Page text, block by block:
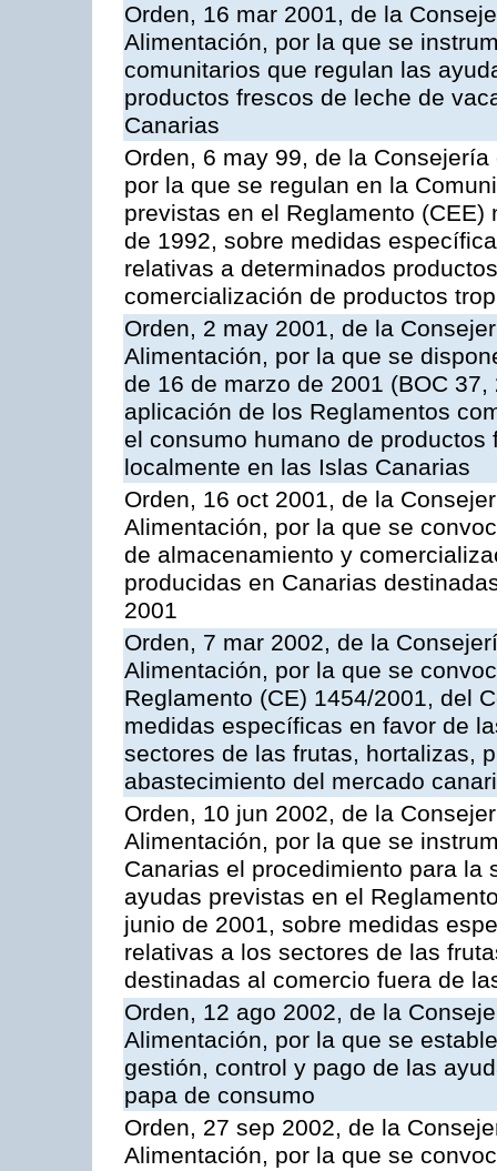
Orden, 16 mar 2001, de la
Alimentación, por la que se
comunitarios que regulan las
productos frescos de leche de
Canarias
Orden, 6 may 99, de la
por la que se regulan en la
previstas en el Reglamento
de 1992, sobre medidas
relativas a determinados
comercialización de productos
Orden, 2 may 2001, de la
Alimentación, por la que se
de 16 de marzo de 2001 (BOC
aplicación de los Reglamentos
el consumo humano de
localmente en las Islas Canarias
Orden, 16 oct 2001, de la
Alimentación, por la que se
de almacenamiento y
producidas en Canarias
2001
Orden, 7 mar 2002, de la
Alimentación, por la que se
Reglamento (CE) 1454/2001, del
medidas específicas en favor de
sectores de las frutas, hortalizas,
abastecimiento del mercado
Orden, 10 jun 2002, de la
Alimentación, por la que se
Canarias el procedimiento para
ayudas previstas en el
junio de 2001, sobre medidas
relativas a los sectores de las
destinadas al comercio fuera de
Orden, 12 ago 2002, de la
Alimentación, por la que se
gestión, control y pago de las
papa de consumo
Orden, 27 sep 2002, de la
Alimentación, por la que se